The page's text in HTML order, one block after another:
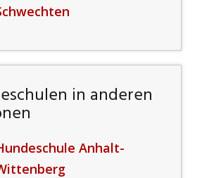
in anderen
Anhalt-